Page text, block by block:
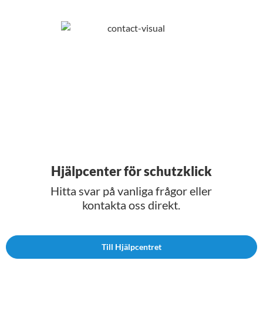
Hjälpcenter för schutzklick
Hitta svar på vanliga frågor eller
kontakta oss direkt.
Till Hjälpcentret